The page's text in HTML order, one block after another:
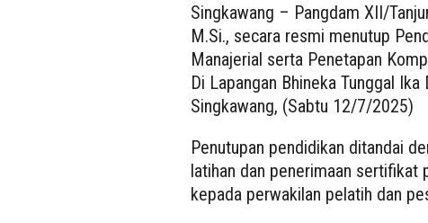
Singkawang – Pangdam XII/
M.Si., secara resmi menutup
Manajerial serta Penetapan
Di Lapangan Bhineka Tunggal
Singkawang, (Sabtu 12/7/2025)
Penutupan pendidikan ditandai
latihan dan penerimaan sertifikat
kepada perwakilan pelatih dan